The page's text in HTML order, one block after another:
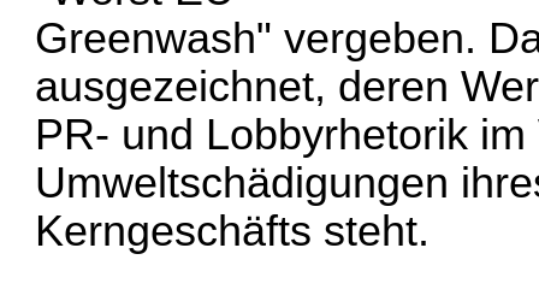
Greenwash" vergeben.
ausgezeichnet, deren
PR- und Lobbyrhetorik
Umweltschädigungen
Kerngeschäfts steht.